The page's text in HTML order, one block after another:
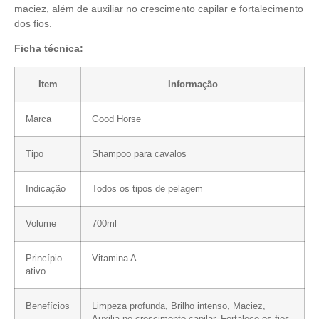
maciez, além de auxiliar no crescimento capilar e fortalecimento
dos fios.
Ficha técnica:
Item Informação
Marca Good Horse
Tipo Shampoo para cavalos
Indicação Todos os tipos de pelagem
Volume 700ml
Princípio
ativo
Vitamina A
Benefícios
Limpeza profunda, Brilho intenso, Maciez,